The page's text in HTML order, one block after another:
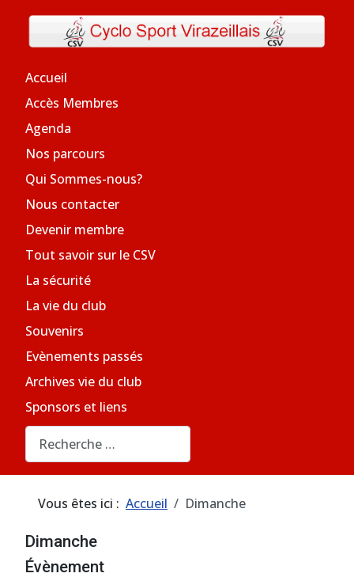
Accueil
Accès Membres
Agenda
Nos parcours
Qui Sommes-nous?
Nous contacter
Devenir membre
Tout savoir sur le CSV
La sécurité
La vie du club
Souvenirs
Evènements passés
Archives vie du club
Sponsors et liens
Rechercher
Vous êtes ici : Accueil Dimanche
Dimanche
Évènement